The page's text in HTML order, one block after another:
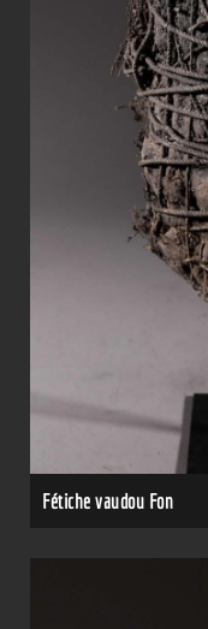
Fétiche vaudou Fon